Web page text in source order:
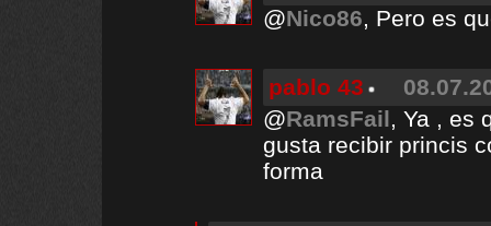
@Nico86, Pero es
pablo 43
@RamsFail, Ya , es
gusta recibir princis
forma